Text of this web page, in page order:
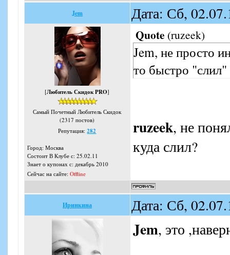
Jem Дата: Сб,
[Любитель Скидок PRO]
Самый Почетный Любитель Скидок
(2317 постов)
Репутация:282
Город: Москва
Состоит В Клубе с: 25.02.11
Знает о купонах с: декабрь 2010
Сейчас на сайте: Offline
Quote (ruzeek)
Jem, не просто
то быстро
ruzeek, не
куда слил?
Иринкина Дата: Сб,
Jem, это